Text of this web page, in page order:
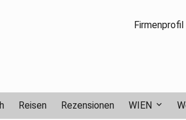
Firmenprofil
Reisen Rezensionen WIEN